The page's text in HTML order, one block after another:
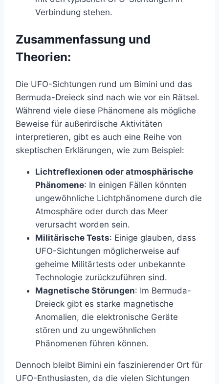
Verbindung stehen.
Zusammenfassung und
Theorien:
Die UFO-Sichtungen rund um Bimini und das
Bermuda-Dreieck sind nach wie vor ein Rätsel.
Während viele diese Phänomene als mögliche
Beweise für außerirdische Aktivitäten
interpretieren, gibt es auch eine Reihe von
skeptischen Erklärungen, wie zum Beispiel:
Lichtreflexionen oder atmosphärische
Phänomene: In einigen Fällen könnten
ungewöhnliche Lichtphänomene durch die
Atmosphäre oder durch das Meer
verursacht worden sein.
Militärische Tests: Einige glauben, dass
UFO-Sichtungen möglicherweise auf
geheime Militärtests oder unbekannte
Technologie zurückzuführen sind.
Magnetische Störungen: Im Bermuda-
Dreieck gibt es starke magnetische
Anomalien, die elektronische Geräte
stören und zu ungewöhnlichen
Phänomenen führen können.
Dennoch bleibt Bimini ein faszinierender Ort für
UFO-Enthusiasten, da die vielen Sichtungen